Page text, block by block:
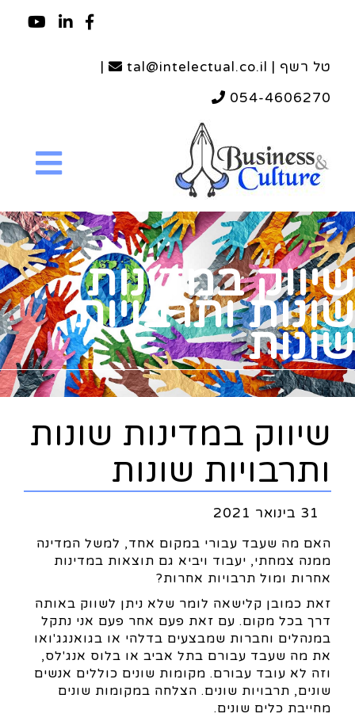
טל רשף | tal@intelectual.co.il
|
054-4606270
שיווק במדינות
שונות ותרבויות
שונות
שיווק במדינות שונות
ותרבויות שונות
31 בינואר 2021
האם מה שעבד עבורי במקום אחד, למשל המדינה
ממנה צמחתי, יעבוד ויביא גם תוצאות במדינות
אחרות ומול תרבויות אחרות?
זאת כמובן קלישאה לומר שלא ניתן לשווק באותה
דרך בכל מקום. עם זאת פעם אחר פעם אני נתקל
במנהלים וחברות שמבצעים בדלהי או בגואנגג'ואו
את מה שעבד עבורם בתל אביב או בלוס אנג'לס,
וזה לא עובד עבורם. מקומות שונים כוללים אנשים
שונים, תרבויות שונים. הצלחה במקומות שונים
מחייבת כלים שונים.